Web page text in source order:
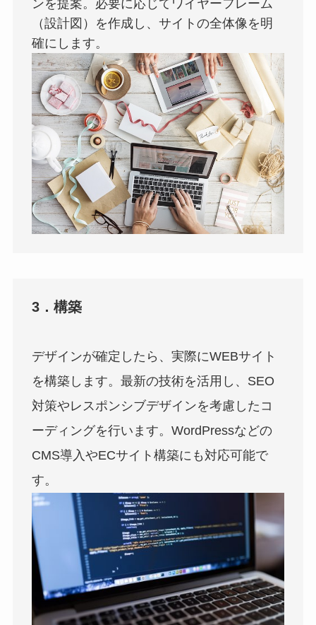
ンを提案。必要に応じてワイヤーフレーム
（設計図）を作成し、サイトの全体像を明
確にします。
3．構築
デザインが確定したら、実際にWEBサイト
を構築します。最新の技術を活用し、SEO
対策やレスポンシブデザインを考慮したコ
ーディングを行います。WordPressなどの
CMS導入やECサイト構築にも対応可能で
す。